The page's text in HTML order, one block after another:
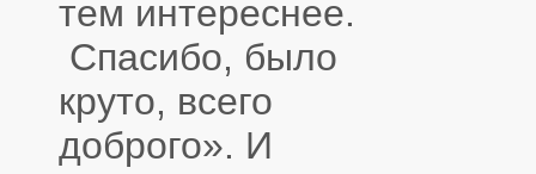
тем интереснее.
Спасибо, было
круто, всего
доброго». И